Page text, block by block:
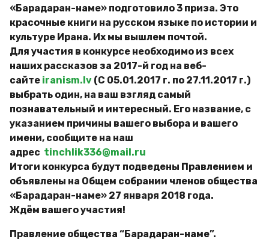
«Барадаран-наме» подготовило 3 приза. Это
красочные книги на русском языке по истории и
культуре Ирана. Их мы вышлем почтой.
Для участия в конкурсе необходимо из всех
наших рассказов за 2017-й год на веб-
сайте iranism.lv (С 05.01.2017 г. по 27.11.2017 г.)
выбрать один, на ваш взгляд самый
познавательный и интересный. Его название, с
указанием причины вашего выбора и вашего
имени, сообщите на наш
адрес tinchlik336@mail.ru
Итоги конкурса будут подведены Правлением и
объявлены на Общем собрании членов общества
«Барадаран-наме» 27 января 2018 года.
Ждём вашего участия!
Правление общества “Барадаран-наме”.